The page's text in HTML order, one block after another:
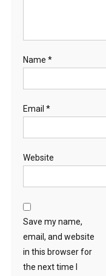
Name *
Email *
Website
Save my name,
email, and website
in this browser for
the next time I